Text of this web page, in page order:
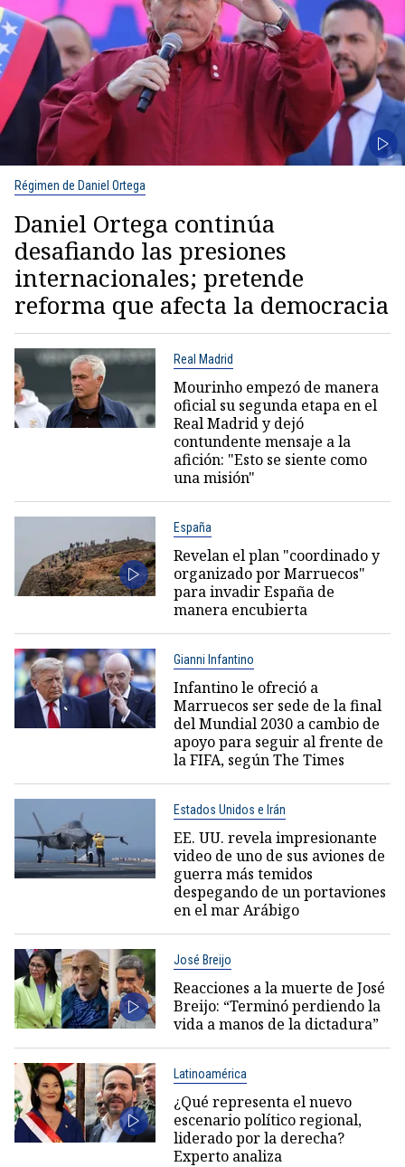
Régimen de Daniel Ortega
Daniel Ortega continúa
desafiando las presiones
internacionales; pretende
reforma que afecta la democracia
Real Madrid
Mourinho empezó de manera
oficial su segunda etapa en el
Real Madrid y dejó
contundente mensaje a la
afición: "Esto se siente como
una misión"
España
Revelan el plan "coordinado y
organizado por Marruecos"
para invadir España de
manera encubierta
Gianni Infantino
Infantino le ofreció a
Marruecos ser sede de la final
del Mundial 2030 a cambio de
apoyo para seguir al frente de
la FIFA, según The Times
Estados Unidos e Irán
EE. UU. revela impresionante
video de uno de sus aviones de
guerra más temidos
despegando de un portaviones
en el mar Arábigo
José Breijo
Reacciones a la muerte de José
Breijo: “Terminó perdiendo la
vida a manos de la dictadura”
Latinoamérica
¿Qué representa el nuevo
escenario político regional,
liderado por la derecha?
Experto analiza